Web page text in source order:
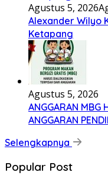
Agustus 5, 2026
Alexander Wilyo
Ketapang
Agustus 5, 2026
ANGGARAN MBG
ANGGARAN
Selengkapnya
Popular Post